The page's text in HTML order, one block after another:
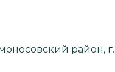
район,